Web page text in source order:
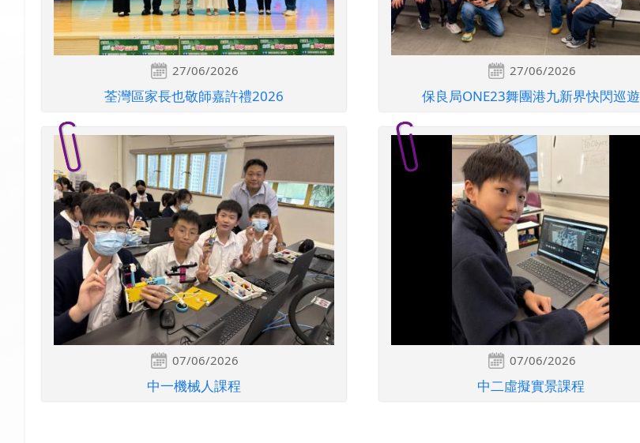
27/06/2026
荃灣區家長也敬師嘉許禮2026
27/06/2026
保良局ONE23舞團港九新界快閃巡遊
07/06/2026
中一機械人課程
07/06/2026
中二虛擬實景課程